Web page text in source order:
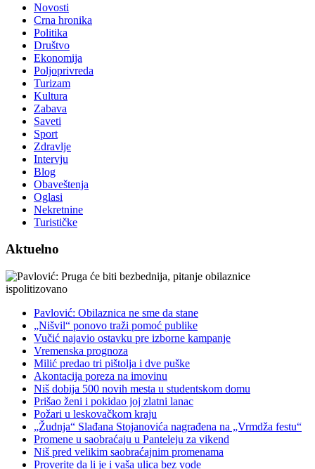
Novosti
Crna hronika
Politika
Društvo
Ekonomija
Poljoprivreda
Turizam
Kultura
Zabava
Saveti
Sport
Zdravlje
Intervju
Blog
Obaveštenja
Oglasi
Nekretnine
Turističke
Aktuelno
Pavlović: Obilaznica ne sme da stane
„Nišvil“ ponovo traži pomoć publike
Vučić najavio ostavku pre izborne kampanje
Vremenska prognoza
Milić predao tri pištolja i dve puške
Akontacija poreza na imovinu
Niš dobija 500 novih mesta u studentskom domu
Prišao ženi i pokidao joj zlatni lanac
Požari u leskovačkom kraju
„Žudnja“ Slađana Stojanovića nagrađena na „Vrmdža festu“
Promene u saobraćaju u Panteleju za vikend
Niš pred velikim saobraćajnim promenama
Proverite da li je i vaša ulica bez vode